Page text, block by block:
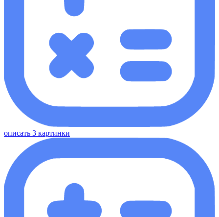
описать 3 картинки